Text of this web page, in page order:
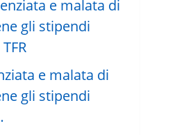
e malata di
gli stipendi